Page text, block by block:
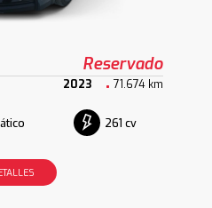
Reservado
2023 71.674 km
261 cv